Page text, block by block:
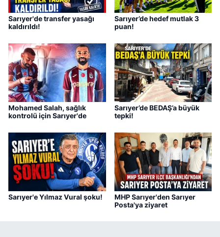
Sarıyer'de transfer yasağı
kaldırıldı!
Sarıyer’de hedef mutlak 3
puan!
Mohamed Salah, sağlık
kontrolü için Sarıyer'de
Sarıyer’de BEDAŞ’a büyük
tepki!
Sarıyer'e Yılmaz Vural şoku!
MHP Sarıyer'den Sarıyer
Posta'ya ziyaret